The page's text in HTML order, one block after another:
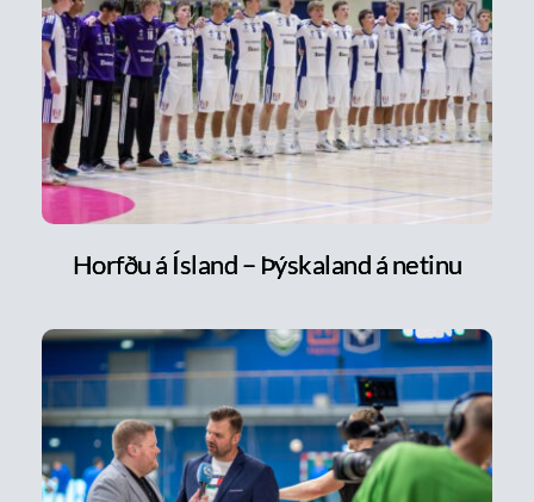
Horfðu á Ísland – Þýskaland á netinu